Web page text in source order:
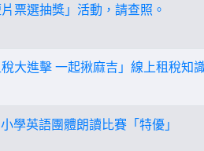
票選抽獎」活動，請查照。
大進擊 一起揪麻吉」線上租稅知
學英語團體朗讀比賽「特優」